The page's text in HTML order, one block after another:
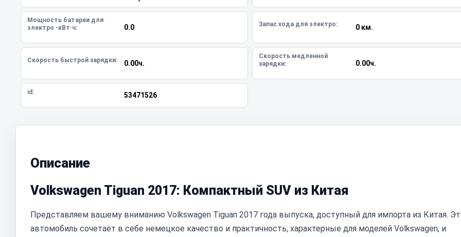
Мощность батареи для
электро -кВт·ч:
0.0 Запас хода для электро: 0 км.
Скорость быстрой зарядки: 0.00ч.
Скорость медленной
зарядки:
0.00ч.
id: 53471526
Описание
Volkswagen Tiguan 2017: Компактный SUV из Китая
Представляем вашему вниманию Volkswagen Tiguan 2017 года выпуска, доступный для импорта из Китая.
автомобиль сочетает в себе немецкое качество и практичность, характерные для моделей Volkswagen, и